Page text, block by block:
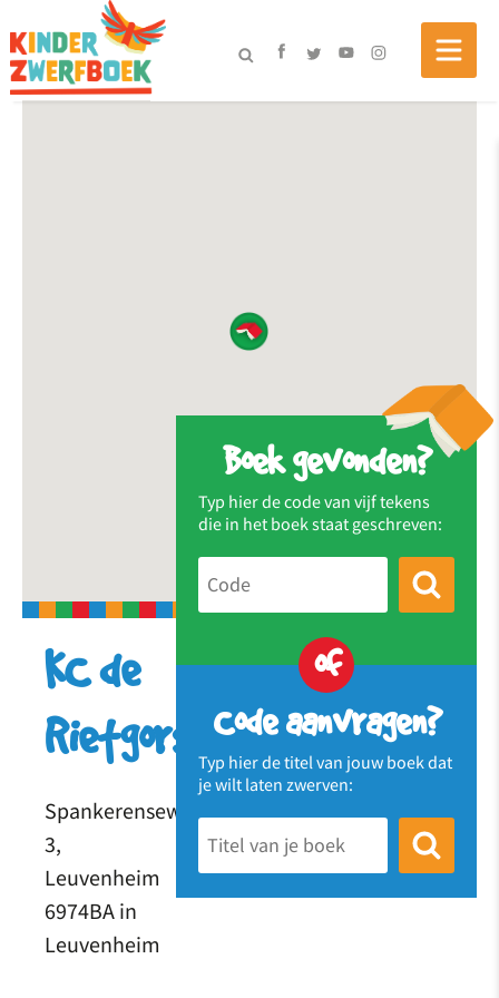
Boek gevonden?
Typ hier de code van vijf tekens
die in het boek staat geschreven:
of
Code aanvragen?
Typ hier de titel van jouw boek dat
je wilt laten zwerven:
KC de
Rietgors
Spankerenseweg
3,
Leuvenheim
6974BA in
Leuvenheim